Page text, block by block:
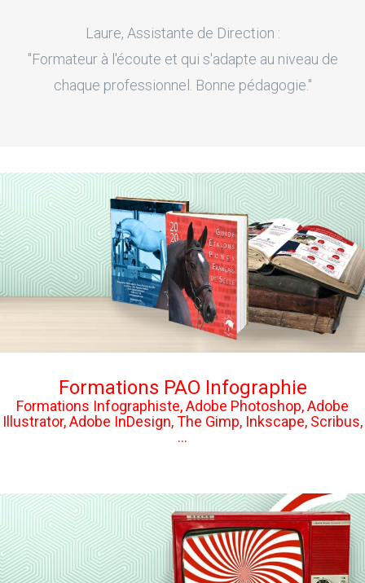
Laure, Assistante de Direction :
"Formateur à l'écoute et qui s'adapte au niveau de
chaque professionnel. Bonne pédagogie."
Formations PAO Infographie
Formations Infographiste, Adobe Photoshop, Adobe
Illustrator, Adobe InDesign, The Gimp, Inkscape, Scribus,
...